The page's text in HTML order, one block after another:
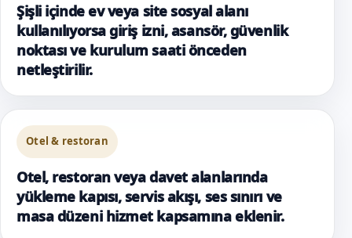
Şişli içinde ev veya site sosyal alanı
kullanılıyorsa giriş izni, asansör, güvenlik
noktası ve kurulum saati önceden
netleştirilir.
Otel & restoran
Otel, restoran veya davet alanlarında
yükleme kapısı, servis akışı, ses sınırı ve
masa düzeni hizmet kapsamına eklenir.